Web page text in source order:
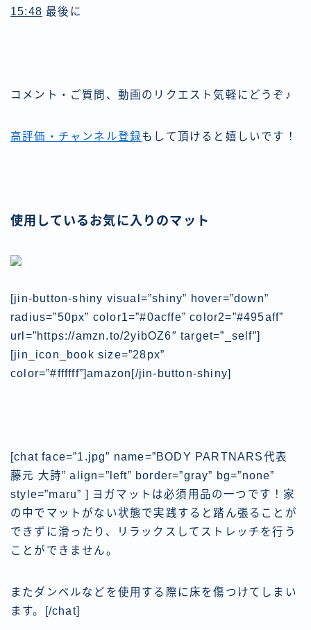
15:48 最後に
コメント・ご質問、動画のリクエスト気軽にどうぞ♪
高評価・チャンネル登録もして頂けると嬉しいです！
使用しているお気に入りのマット
[jin-button-shiny visual=”shiny” hover=”down”
radius=”50px” color1=”#0acffe” color2=”#495aff”
url=”https://amzn.to/2yibOZ6″ target=”_self”]
[jin_icon_book size=”28px”
color=”#ffffff”]amazon[/jin-button-shiny]
[chat face=”1.jpg” name=”BODY PARTNARS代表
藤元 大詩” align=”left” border=”gray” bg=”none”
style=”maru” ] ヨガマットは必須用品の一つ です！家
の中でマットがない状態で実践すると踏ん張ることが
できずに滑ったり、リラックスしてストレッチを行う
ことができません。
またダンベルなどを使用する際に床を傷つけてしまい
ます。[/chat]